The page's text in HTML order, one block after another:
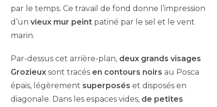
par le temps. Ce travail de fond donne l’impression
d’unvieux mur peint patiné par le sel et le vent
marin.
Par-dessus cet arrière-plan, deux grands visages
Grozieux sont tracés en contours noirs au Posca
épais, légèrement superposés et disposés en
diagonale. Dans les espaces vides, de petites